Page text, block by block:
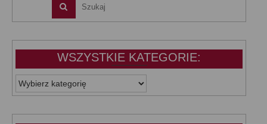
WSZYSTKIE KATEGORIE:
WSZYSTKIE
KATEGORIE: